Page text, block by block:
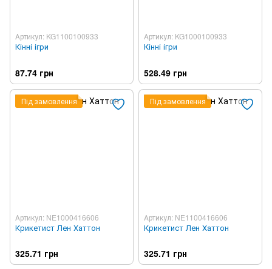
Артикул: KG1100100933
Кінні ігри
87.74 грн
Артикул: KG1000100933
Кінні ігри
528.49 грн
Під замовлення
Артикул: NE1000416606
Крикетист Лен Хаттон
325.71 грн
Під замовлення
Артикул: NE1100416606
Крикетист Лен Хаттон
325.71 грн